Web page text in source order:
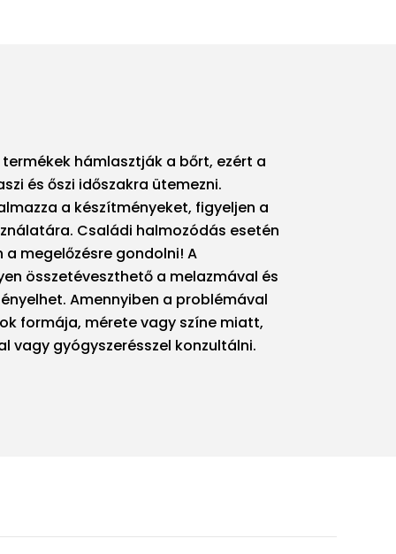
hámlasztják a bőrt, ezért a
és őszi időszakra ütemezni.
a készítményeket, figyeljen a
Családi halmozódás esetén
megelőzésre gondolni! A
összetéveszthető a melazmával és
Amennyiben a problémával
formája, mérete vagy színe miatt,
vagy gyógyszerésszel konzultálni.